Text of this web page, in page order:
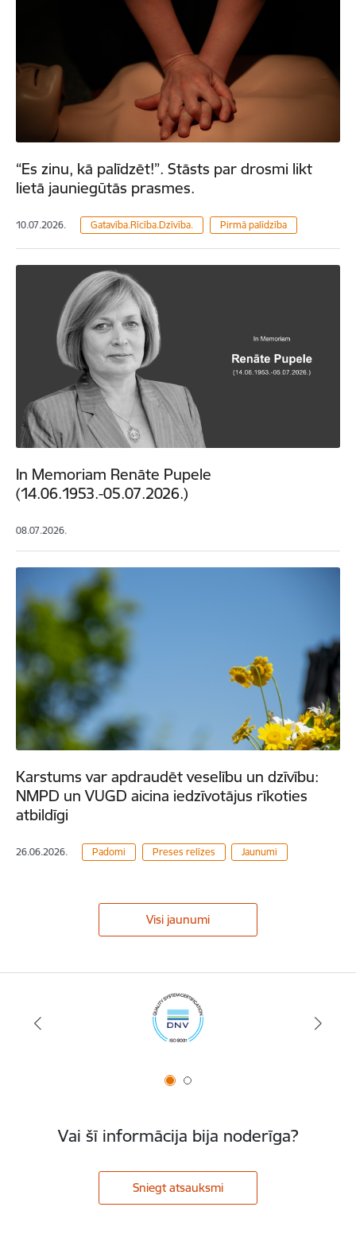
“Es zinu, kā palīdzēt!”. Stāsts par drosmi likt
lietā jauniegūtās prasmes.
10.07.2026. Gatavība.Rīcība.Dzīvība. Pirmā palīdzība
In Memoriam Renāte Pupele
(14.06.1953.-05.07.2026.)
08.07.2026.
Karstums var apdraudēt veselību un dzīvību:
NMPD un VUGD aicina iedzīvotājus rīkoties
atbildīgi
26.06.2026. Padomi Preses relīzes Jaunumi
Visi jaunumi
Vai šī informācija bija noderīga?
Sniegt atsauksmi